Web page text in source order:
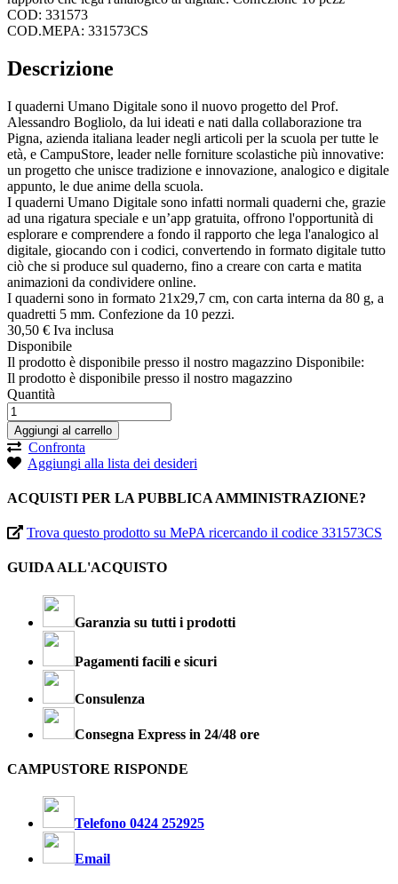
COD: 331573
COD.MEPA: 331573CS
Descrizione
I quaderni Umano Digitale sono il nuovo progetto del Prof.
Alessandro Bogliolo, da lui ideati e nati dalla collaborazione tra
Pigna, azienda italiana leader negli articoli per la scuola per tutte le
età, e CampuStore, leader nelle forniture scolastiche più innovative:
un progetto che unisce tradizione e innovazione, analogico e digitale
appunto, le due anime della scuola.
I quaderni Umano Digitale sono infatti normali quaderni che, grazie
ad una rigatura speciale e un’app gratuita, offrono l'opportunità di
esplorare e comprendere a fondo il rapporto che lega l'analogico al
digitale, giocando con i codici, convertendo in formato digitale tutto
ciò che si produce sul quaderno, fino a creare con carta e matita
animazioni da condividere online.
I quaderni sono in formato 21x29,7 cm, con carta interna da 80 g, a
quadretti 5 mm. Confezione da 10 pezzi.
30,50 € Iva inclusa
Disponibile
Il prodotto è disponibile presso il nostro magazzino Disponibile:
Il prodotto è disponibile presso il nostro magazzino
Quantità
Aggiungi al carrello
Confronta
Aggiungi alla lista dei desideri
ACQUISTI PER LA PUBBLICA AMMINISTRAZIONE?
Trova questo prodotto su MePA ricercando il codice 331573CS
GUIDA ALL'ACQUISTO
Garanzia su tutti i prodotti
Pagamenti facili e sicuri
Consulenza
Consegna Express in 24/48 ore
CAMPUSTORE RISPONDE
Telefono 0424 252925
Email